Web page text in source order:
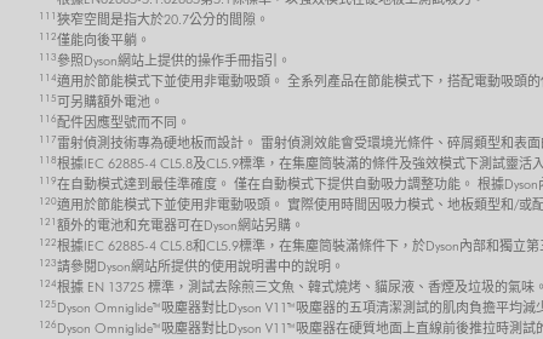
111 狹窄空間是指大於20.7公分的間隙。
112僅能向後平躺。
113參照Dyson網站上提供的操作手冊指引。
114適用於節能模式下並使用非電動吸頭。 全系列產品在節能模式下，搭配電動吸頭
115可另購額外電池。
116配件因應型號而不同。
117 雷射偵測技術專為硬地板而設計。 雷射偵測效能會受環境光條件、碎屑類型和表
118根據IEC 62885-4 CL5.8及CL5.9標準，在集塵筒裝滿的條件及強效模式下測試靈
119在自動模式達到最佳準確度。 僅在自動模式下提供自動吸力調整功能。 根據
120適用於節能模式下並使用非電動吸頭。 實際使用時間因吸力模式、地板類型和/或
121 額外的電池和充電器可在Dyson網站另購。
122根據IEC 62885-4 CL5.8和CL5.9標準，在集塵筒裝滿條件下，於Dyson內部和獨
123請參閱Dyson網站所提供的使用說明書中的說明。
124根據 EN 13725 標準，測試去除煎三文魚、韓式燒烤、貓尿液、香煙及垃圾的氣味
125 Dyson Omniglide™吸塵器對比Dyson V11™吸塵器的五項清潔測試的肌肉負擔平均
126 Dyson Omniglide™吸塵器對比Dyson V11™吸塵器在硬質地面上直線前後推拉時測